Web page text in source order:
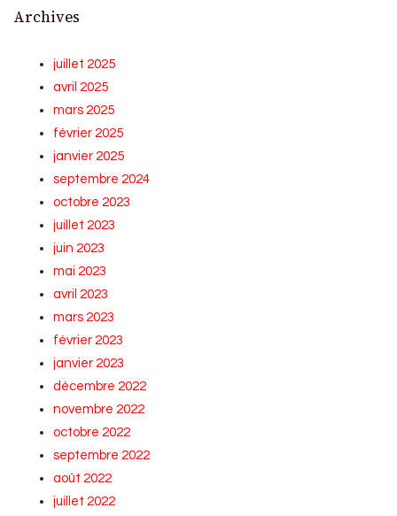
Archives
juillet 2025
avril 2025
mars 2025
février 2025
janvier 2025
septembre 2024
octobre 2023
juillet 2023
juin 2023
mai 2023
avril 2023
mars 2023
février 2023
janvier 2023
décembre 2022
novembre 2022
octobre 2022
septembre 2022
août 2022
juillet 2022